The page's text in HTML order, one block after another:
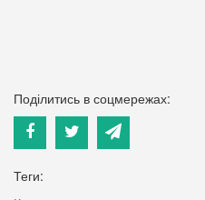
Поділитись в соцмережах:
Теги: